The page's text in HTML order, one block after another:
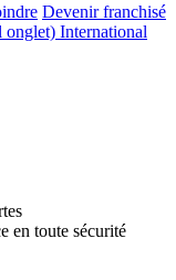
Devenir franchisé
onglet) International
en toute sécurité